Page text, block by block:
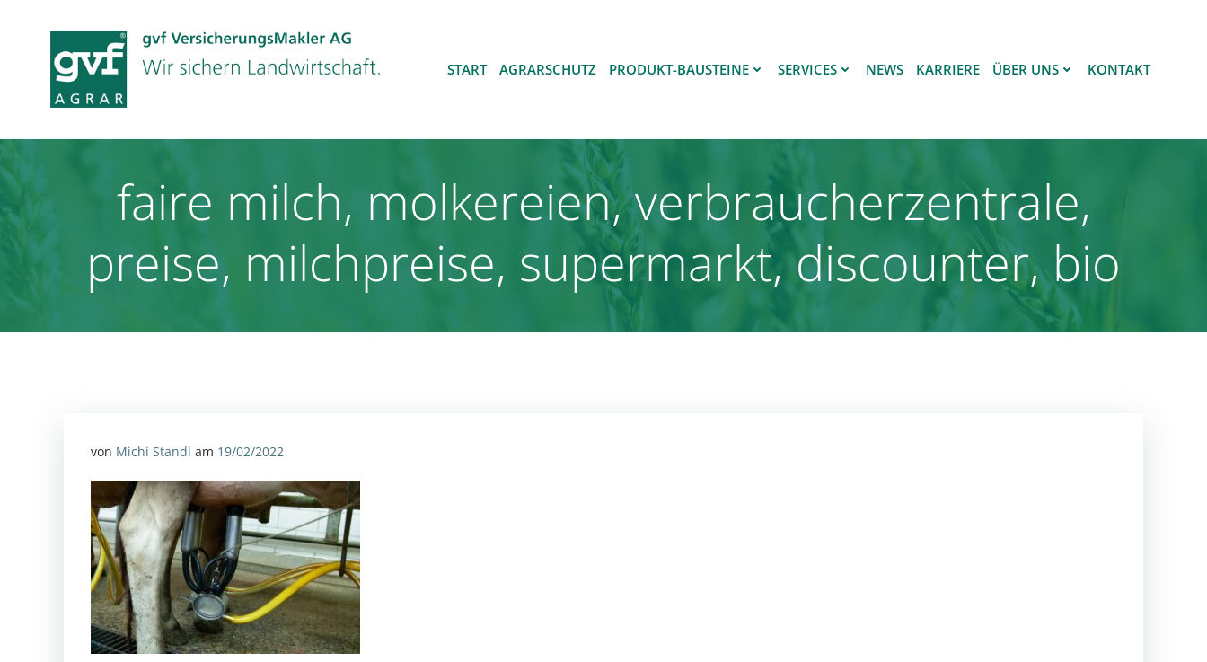
springen
START AGRARSCHUTZ PRODUKT-BAUSTEINE SERVICES NEWS KARRIERE ÜBER UNS KONTAKT
faire milch, molkereien, verbraucherzentrale,
preise, milchpreise, supermarkt, discounter, bio
von Michi Standl am 19/02/2022